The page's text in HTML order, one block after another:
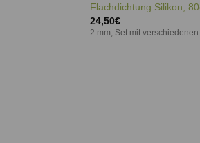
Flachdichtung Silikon,
24,50€
2 mm, Set mit